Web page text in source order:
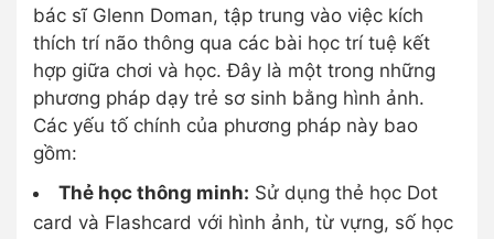
bác sĩ Glenn Doman, tập trung vào việc kích
thích trí não thông qua các bài học trí tuệ kết
hợp giữa chơi và học. Đây là một trong những
phương pháp dạy trẻ sơ sinh bằng hình ảnh.
Các yếu tố chính của phương pháp này bao
gồm:
Thẻ học thông minh: Sử dụng thẻ học Dot
card và Flashcard với hình ảnh, từ vựng, số học